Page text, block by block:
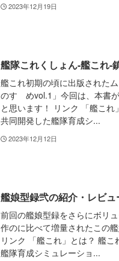
2023年12月19日
艦隊これくしょん-艦これ-
艦これ初期の頃に出版された
のすゝめvol.1」今回は、本書
と思います！ リンク 「艦こ
共同開発した艦隊育成シ...
2023年12月12日
艦娘型録弐の紹介・レビュ
前回の艦娘型録をさらにボリ
作のに比べて増量されたこの
リンク 「艦これ」とは？ 艦
艦隊育成シミュレーショ...